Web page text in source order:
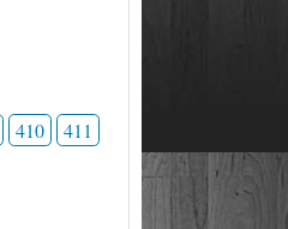
410
411